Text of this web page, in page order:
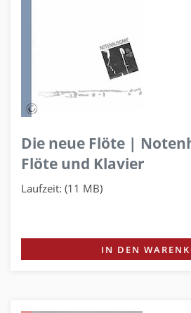
Die neue Flöte |
Flöte und Klavier
Laufzeit: (11 MB)
IN DEN